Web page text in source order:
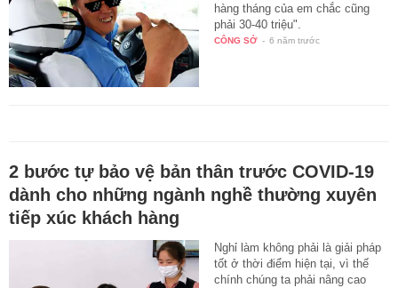
hàng tháng của em chắc cũng
phải 30-40 triệu".
CÔNG SỞ - 6 năm trước
2 bước tự bảo vệ bản thân trước COVID-19
dành cho những ngành nghề thường xuyên
tiếp xúc khách hàng
Nghỉ làm không phải là giải pháp
tốt ở thời điểm hiện tại, vì thế
chính chúng ta phải nâng cao